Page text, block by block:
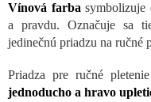
Vínová farbasymbolizuje
a pravdu. Označuje sa
jedinečnú priadzu na ručné
Priadza pre ručné
jednoducho a hravo